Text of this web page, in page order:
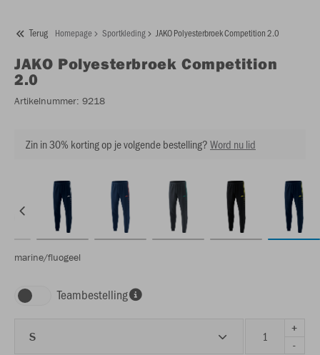
Terug Homepage Sportkleding JAKO Polyesterbroek Competition 2.0
JAKO Polyesterbroek Competition
2.0
Artikelnummer: 9218
Zin in 30% korting op je volgende bestelling?Word nu lid
marine/fluogeel
Teambestelling
S
+
-